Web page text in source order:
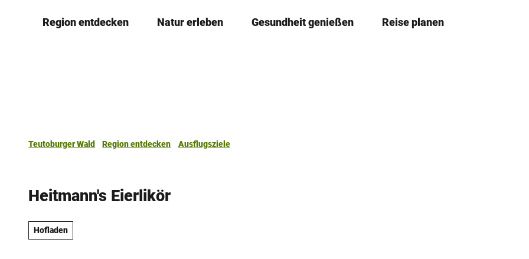
Region entdecken Natur erleben Gesundheit genießen Reise planen
Teutoburger Wald Region entdecken
Ausflugsziele
Heitmann's Eierlikör
Hofladen